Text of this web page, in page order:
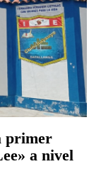
primer
a nivel